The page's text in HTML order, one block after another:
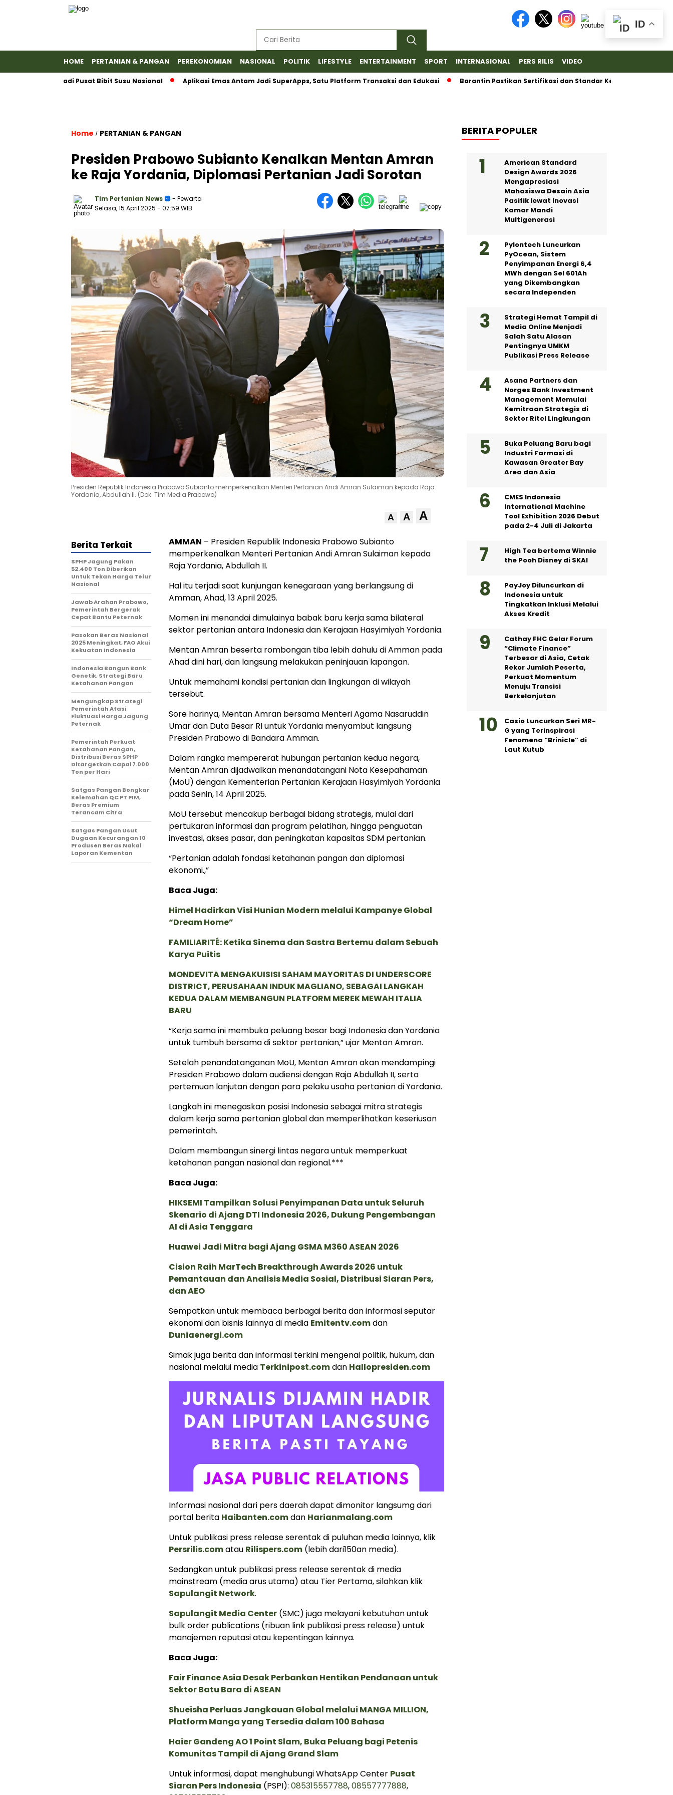
HOME PERTANIAN & PANGAN PEREKONOMIAN NASIONAL POLITIK LIFESTYLE ENTERTAINMENT SPORT INTERNASIONAL PERS RILIS VIDEO
Jadi Pusat Bibit Susu Nasional Aplikasi Emas Antam Jadi SuperApps, Satu Platform Transaksi dan Edukasi Barantin Pastikan Sertifikasi dan Standar Ketat untuk Ekspor Durian
Home / PERTANIAN & PANGAN
Presiden Prabowo Subianto Kenalkan Mentan Amran
ke Raja Yordania, Diplomasi Pertanian Jadi Sorotan
Tim Pertanian News
- Pewarta
Selasa, 15 April 2025 - 07:59 WIB
Presiden Republik Indonesia Prabowo Subianto memperkenalkan Menteri Pertanian Andi Amran Sulaiman kepada Raja
Yordania, Abdullah II. (Dok. Tim Media Prabowo)
A A A
AMMAN – Presiden Republik Indonesia Prabowo Subianto
memperkenalkan Menteri Pertanian Andi Amran Sulaiman kepada
Raja Yordania, Abdullah II.
Hal itu terjadi saat kunjungan kenegaraan yang berlangsung di
Amman, Ahad, 13 April 2025.
Momen ini menandai dimulainya babak baru kerja sama bilateral
sektor pertanian antara Indonesia dan Kerajaan Hasyimiyah Yordania.
Mentan Amran beserta rombongan tiba lebih dahulu di Amman pada
Ahad dini hari, dan langsung melakukan peninjauan lapangan.
Untuk memahami kondisi pertanian dan lingkungan di wilayah
tersebut.
Sore harinya, Mentan Amran bersama Menteri Agama Nasaruddin
Umar dan Duta Besar RI untuk Yordania menyambut langsung
Presiden Prabowo di Bandara Amman.
Dalam rangka mempererat hubungan pertanian kedua negara,
Mentan Amran dijadwalkan menandatangani Nota Kesepahaman
(MoU) dengan Kementerian Pertanian Kerajaan Hasyimiyah Yordania
pada Senin, 14 April 2025.
MoU tersebut mencakup berbagai bidang strategis, mulai dari
pertukaran informasi dan program pelatihan, hingga penguatan
investasi, akses pasar, dan peningkatan kapasitas SDM pertanian.
“Pertanian adalah fondasi ketahanan pangan dan diplomasi
ekonomi.,”
Baca Juga:
Himel Hadirkan Visi Hunian Modern melalui Kampanye Global
“Dream Home”
FAMILIARITÉ: Ketika Sinema dan Sastra Bertemu dalam Sebuah
Karya Puitis
MONDEVITA MENGAKUISISI SAHAM MAYORITAS DI UNDERSCORE
DISTRICT, PERUSAHAAN INDUK MAGLIANO, SEBAGAI LANGKAH
KEDUA DALAM MEMBANGUN PLATFORM MEREK MEWAH ITALIA
BARU
“Kerja sama ini membuka peluang besar bagi Indonesia dan Yordania
untuk tumbuh bersama di sektor pertanian,” ujar Mentan Amran.
Setelah penandatanganan MoU, Mentan Amran akan mendampingi
Presiden Prabowo dalam audiensi dengan Raja Abdullah II, serta
pertemuan lanjutan dengan para pelaku usaha pertanian di Yordania.
Langkah ini menegaskan posisi Indonesia sebagai mitra strategis
dalam kerja sama pertanian global dan memperlihatkan keseriusan
pemerintah.
Dalam membangun sinergi lintas negara untuk memperkuat
ketahanan pangan nasional dan regional.***
Baca Juga:
HIKSEMI Tampilkan Solusi Penyimpanan Data untuk Seluruh
Skenario di Ajang DTI Indonesia 2026, Dukung Pengembangan
AI di Asia Tenggara
Huawei Jadi Mitra bagi Ajang GSMA M360 ASEAN 2026
Cision Raih MarTech Breakthrough Awards 2026 untuk
Pemantauan dan Analisis Media Sosial, Distribusi Siaran Pers,
dan AEO
Sempatkan untuk membaca berbagai berita dan informasi seputar
ekonomi dan bisnis lainnya di media Emitentv.comdan
Duniaenergi.com
Simak juga berita dan informasi terkini mengenai politik, hukum, dan
nasional melalui media Terkinipost.comdan Hallopresiden.com
Informasi nasional dari pers daerah dapat dimonitor langsumg dari
portal berita Haibanten.comdan Harianmalang.com
Untuk publikasi press release serentak di puluhan media lainnya, klik
Persrilis.comatau Rilispers.com (lebih dari150an media).
Sedangkan untuk publikasi press release serentak di media
mainstream (media arus utama) atau Tier Pertama, silahkan klik
Sapulangit Network.
Sapulangit Media Center (SMC) juga melayani kebutuhan untuk
bulk order publications (ribuan link publikasi press release) untuk
manajemen reputasi atau kepentingan lainnya.
Baca Juga:
Fair Finance Asia Desak Perbankan Hentikan Pendanaan untuk
Sektor Batu Bara di ASEAN
Shueisha Perluas Jangkauan Global melalui MANGA MILLION,
Platform Manga yang Tersedia dalam 100 Bahasa
Haier Gandeng AO 1 Point Slam, Buka Peluang bagi Petenis
Komunitas Tampil di Ajang Grand Slam
Untuk informasi, dapat menghubungi WhatsApp Center Pusat
Siaran Pers Indonesia (PSPI): 085315557788,08557777888,
Berita Terkait
SPHP Jagung Pakan
52.400 Ton Diberikan
Untuk Tekan Harga Telur
Nasional
Jawab Arahan Prabowo,
Pemerintah Bergerak
Cepat Bantu Peternak
Pasokan Beras Nasional
2025 Meningkat, FAO Akui
Kekuatan Indonesia
Indonesia Bangun Bank
Genetik, Strategi Baru
Ketahanan Pangan
Mengungkap Strategi
Pemerintah Atasi
Fluktuasi Harga Jagung
Peternak
Pemerintah Perkuat
Ketahanan Pangan,
Distribusi Beras SPHP
Ditargetkan Capai 7.000
Ton per Hari
Satgas Pangan Bongkar
Kelemahan QC PT PIM,
Beras Premium
Terancam Citra
Satgas Pangan Usut
Dugaan Kecurangan 10
Produsen Beras Nakal
Laporan Kementan
BERITA POPULER
American Standard
Design Awards 2026
Mengapresiasi
Mahasiswa Desain Asia
Pasifik lewat Inovasi
Kamar Mandi
Multigenerasi
Pylontech Luncurkan
PyOcean, Sistem
Penyimpanan Energi 6,4
MWh dengan Sel 601Ah
yang Dikembangkan
secara Independen
Strategi Hemat Tampil di
Media Online Menjadi
Salah Satu Alasan
Pentingnya UMKM
Publikasi Press Release
Asana Partners dan
Norges Bank Investment
Management Memulai
Kemitraan Strategis di
Sektor Ritel Lingkungan
Buka Peluang Baru bagi
Industri Farmasi di
Kawasan Greater Bay
Area dan Asia
CMES Indonesia
International Machine
Tool Exhibition 2026 Debut
pada 2-4 Juli di Jakarta
High Tea bertema Winnie
the Pooh Disney di SKAI
PayJoy Diluncurkan di
Indonesia untuk
Tingkatkan Inklusi Melalui
Akses Kredit
Cathay FHC Gelar Forum
“Climate Finance”
Terbesar di Asia, Cetak
Rekor Jumlah Peserta,
Perkuat Momentum
Menuju Transisi
Berkelanjutan
Casio Luncurkan Seri MR-
G yang Terinspirasi
Fenomena “Brinicle” di
Laut Kutub
ID